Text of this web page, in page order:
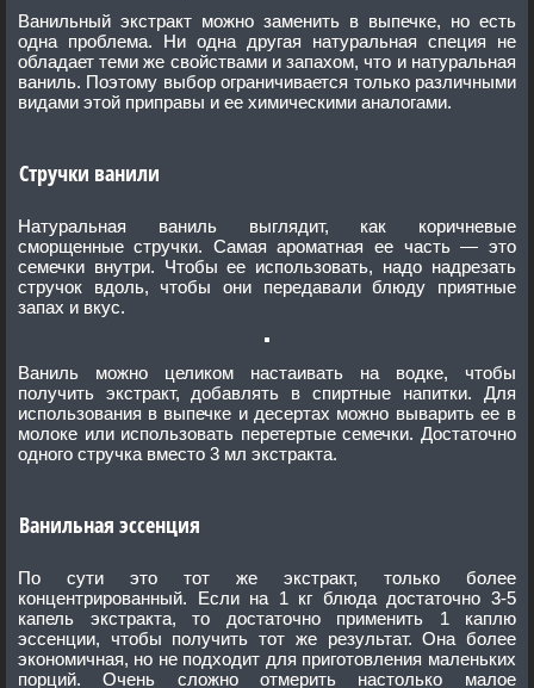
Ванильный экстракт можно заменить в выпечке, но есть
одна проблема. Ни одна другая натуральная специя не
обладает теми же свойствами и запахом, что и натуральная
ваниль. Поэтому выбор ограничивается только различными
видами этой приправы и ее химическими аналогами.
Стручки ванили
Натуральная ваниль выглядит, как коричневые
сморщенные стручки. Самая ароматная ее часть — это
семечки внутри. Чтобы ее использовать, надо надрезать
стручок вдоль, чтобы они передавали блюду приятные
запах и вкус.
Ваниль можно целиком настаивать на водке, чтобы
получить экстракт, добавлять в спиртные напитки. Для
использования в выпечке и десертах можно выварить ее в
молоке или использовать перетертые семечки. Достаточно
одного стручка вместо 3 мл экстракта.
Ванильная эссенция
По сути это тот же экстракт, только более
концентрированный. Если на 1 кг блюда достаточно 3-5
капель экстракта, то достаточно применить 1 каплю
эссенции, чтобы получить тот же результат. Она более
экономичная, но не подходит для приготовления маленьких
порций. Очень сложно отмерить настолько малое